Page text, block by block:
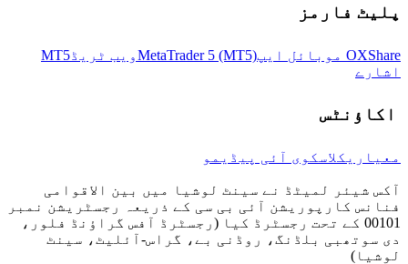
پلیٹ فارمز
OXShare موبائل ایپ MetaTrader 5 (MT5)ویب ٹریڈMT5
اشارے
اکاؤنٹس
معیاری کلاسک وی آئی پی ڈیمو
آکس شیئر لمیٹڈ نے سینٹ لوشیا میں بین الاقوامی
فنانس کارپوریشن آئی بی سی کے ذریعہ رجسٹریشن نمبر
00101 کے تحت رجسٹرڈ کیا (رجسٹرڈ آفس گراؤنڈ فلور،
دی سوتھبی بلڈنگ، روڈنی بے، گراس-آئلیٹ، سینٹ
لوشیا)